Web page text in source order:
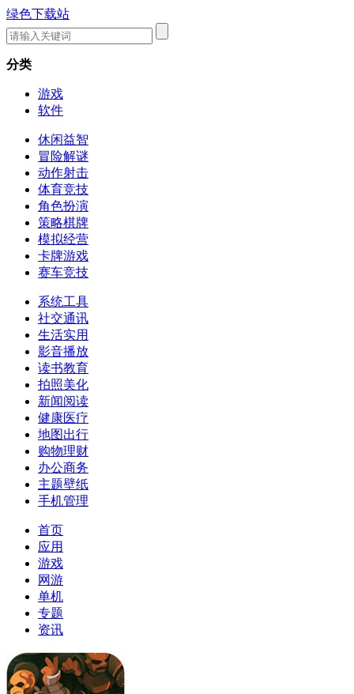
绿色下载站
分类
游戏
软件
休闲益智
冒险解谜
动作射击
体育竞技
角色扮演
策略棋牌
模拟经营
卡牌游戏
赛车竞技
系统工具
社交通讯
生活实用
影音播放
读书教育
拍照美化
新闻阅读
健康医疗
地图出行
购物理财
办公商务
主题壁纸
手机管理
首页
应用
游戏
网游
单机
专题
资讯